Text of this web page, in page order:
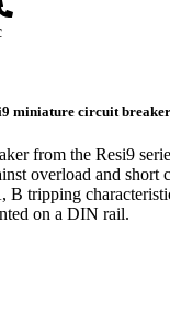
miniature circuit
from the Resi9
overload and short
B tripping
on a DIN rail.